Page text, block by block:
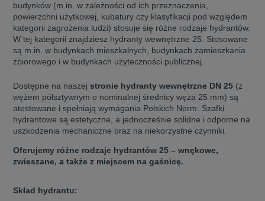
budynków (m.in. w zależności od ich przeznaczenia,
powierzchni użytkowej, kubatury czy klasyfikacji pod względem
kategorii zagrożenia ludzi) stosuje się różne rodzaje hydrantów.
W tej kategorii znajdziesz hydranty wewnętrzne 25. Stosowane
są m.in. w budynkach mieszkalnych, budynkach zamieszkania
zbiorowego i w budynkach użyteczności publicznej.
Dostępne na naszejstronie hydranty wewnętrzne DN 25 (z
wężem półsztywnym o nominalnej średnicy węża 25 mm) są
atestowane i spełniają wymagania Polskich Norm. Szafki
hydrantowe są estetyczne, a jednocześnie solidne i odporne na
uszkodzenia mechaniczne oraz na niekorzystne czynniki.
Oferujemy różne rodzaje hydrantów 25 – wnękowe,
zwieszane, a także z miejscem na gaśnicę.
Skład hydrantu: